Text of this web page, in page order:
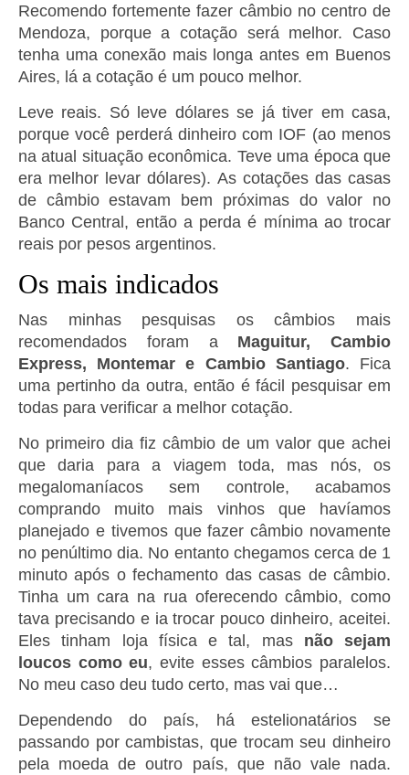
Recomendo fortemente fazer câmbio no centro de
Mendoza, porque a cotação será melhor. Caso
tenha uma conexão mais longa antes em Buenos
Aires, lá a cotação é um pouco melhor.
Leve reais. Só leve dólares se já tiver em casa,
porque você perderá dinheiro com IOF (ao menos
na atual situação econômica. Teve uma época que
era melhor levar dólares). As cotações das casas
de câmbio estavam bem próximas do valor no
Banco Central, então a perda é mínima ao trocar
reais por pesos argentinos.
Os mais indicados
Nas minhas pesquisas os câmbios mais
recomendados foram a Maguitur, Cambio
Express, Montemar e Cambio Santiago. Fica
uma pertinho da outra, então é fácil pesquisar em
todas para verificar a melhor cotação.
No primeiro dia fiz câmbio de um valor que achei
que daria para a viagem toda, mas nós, os
megalomaníacos sem controle, acabamos
comprando muito mais vinhos que havíamos
planejado e tivemos que fazer câmbio novamente
no penúltimo dia. No entanto chegamos cerca de 1
minuto após o fechamento das casas de câmbio.
Tinha um cara na rua oferecendo câmbio, como
tava precisando e ia trocar pouco dinheiro, aceitei.
Eles tinham loja física e tal, mas não sejam
loucos como eu, evite esses câmbios paralelos.
No meu caso deu tudo certo, mas vai que…
Dependendo do país, há estelionatários se
passando por cambistas, que trocam seu dinheiro
pela moeda de outro país, que não vale nada.